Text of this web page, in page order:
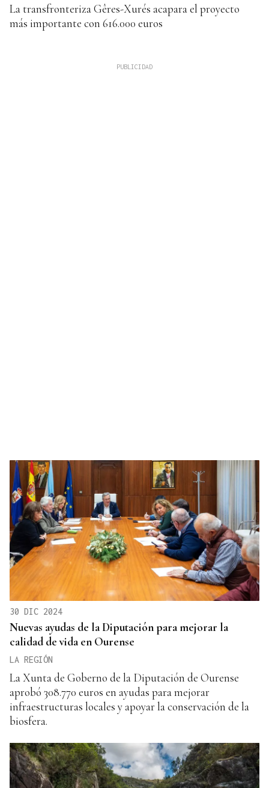
La transfronteriza Gêres-Xurés acapara el proyecto
más importante con 616.000 euros
30 DIC 2024
Nuevas ayudas de la Diputación para mejorar la
calidad de vida en Ourense
LA REGIÓN
La Xunta de Goberno de la Diputación de Ourense
aprobó 308.770 euros en ayudas para mejorar
infraestructuras locales y apoyar la conservación de la
biosfera.